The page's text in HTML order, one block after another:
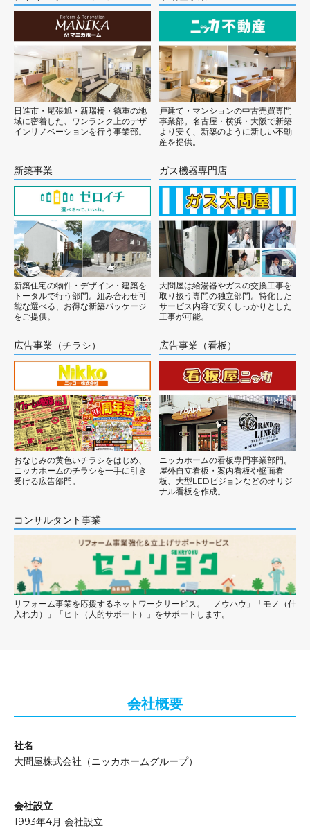
日進市・尾張旭・新瑞橋・徳重の地
域に密着した、ワンランク上のデザ
インリノベーションを行う事業部。
戸建て・マンションの中古売買専門
事業部。名古屋・横浜・大阪で新築
より安く、新築のように新しい不動
産を提供。
新築事業
新築住宅の物件・デザイン・建築を
トータルで行う部門。組み合わせ可
能な選べる、お得な新築パッケージ
をご提供。
ガス機器専門店
大問屋は給湯器やガスの交換工事を
取り扱う専門の独立部門。特化した
サービス内容で安くしっかりとした
工事が可能。
広告事業（チラシ）
おなじみの黄色いチラシをはじめ、
ニッカホームのチラシを一手に引き
受ける広告部門。
広告事業（看板）
ニッカホームの看板専門事業部門。
屋外自立看板・案内看板や壁面看
板、大型LEDビジョンなどのオリジ
ナル看板を作成。
コンサルタント事業
リフォーム事業を応援するネットワークサービス。「ノウハウ」「モノ（仕
入れ力）」「ヒト（人的サポート）」をサポートします。
会社概要
社名
大問屋株式会社（ニッカホームグループ）
会社設立
1993年4月 会社設立